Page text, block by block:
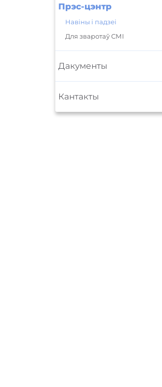
Прэс-цэнтр
Навіны і падзеі
Для зваротаў СМІ
Дакументы
Кантакты